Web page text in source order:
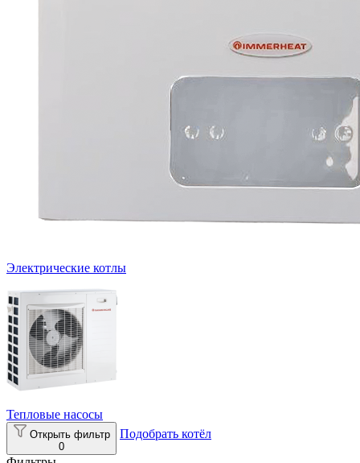
Электрические котлы
Тепловые насосы
Открыть фильтр
0
Подобрать котёл